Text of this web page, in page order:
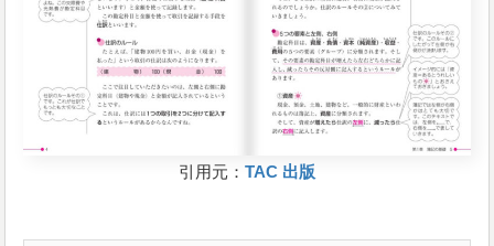
引用元： TAC 出版